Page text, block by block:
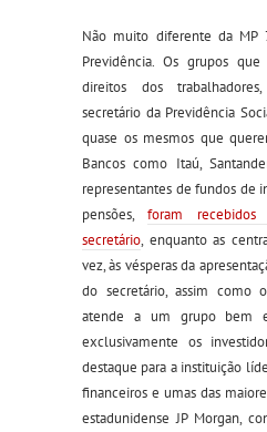
Não muito diferente da MP
Previdência. Os grupos
direitos dos
secretário da Previdência
quase os mesmos que
Bancos como Itaú,
representantes de fundos de
pensões,foram
secretário, enquanto as
vez, às vésperas da
do secretário, assim como
atende a um grupo bem
exclusivamente os
destaque para a instituição
financeiros e umas das
estadunidense JP Morgan,